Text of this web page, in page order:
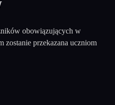
obowiązujących w
zostanie przekazana uczniom